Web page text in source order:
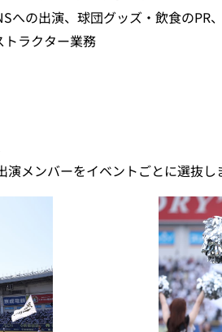
への出演、球団グッズ・飲食のPR
トラクター業務
メンバーをイベントごとに選抜し